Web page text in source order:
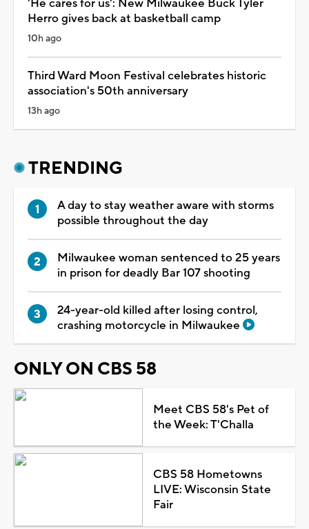
'He cares for us': New Milwaukee Buck Tyler
Herro gives back at basketball camp
10h ago
Third Ward Moon Festival celebrates historic
association's 50th anniversary
13h ago
TRENDING
A day to stay weather aware with storms
possible throughout the day
Milwaukee woman sentenced to 25 years
in prison for deadly Bar 107 shooting
24-year-old killed after losing control,
crashing motorcycle in Milwaukee
ONLY ON CBS 58
Meet CBS 58's Pet of
the Week: T'Challa
CBS 58 Hometowns
LIVE: Wisconsin State
Fair